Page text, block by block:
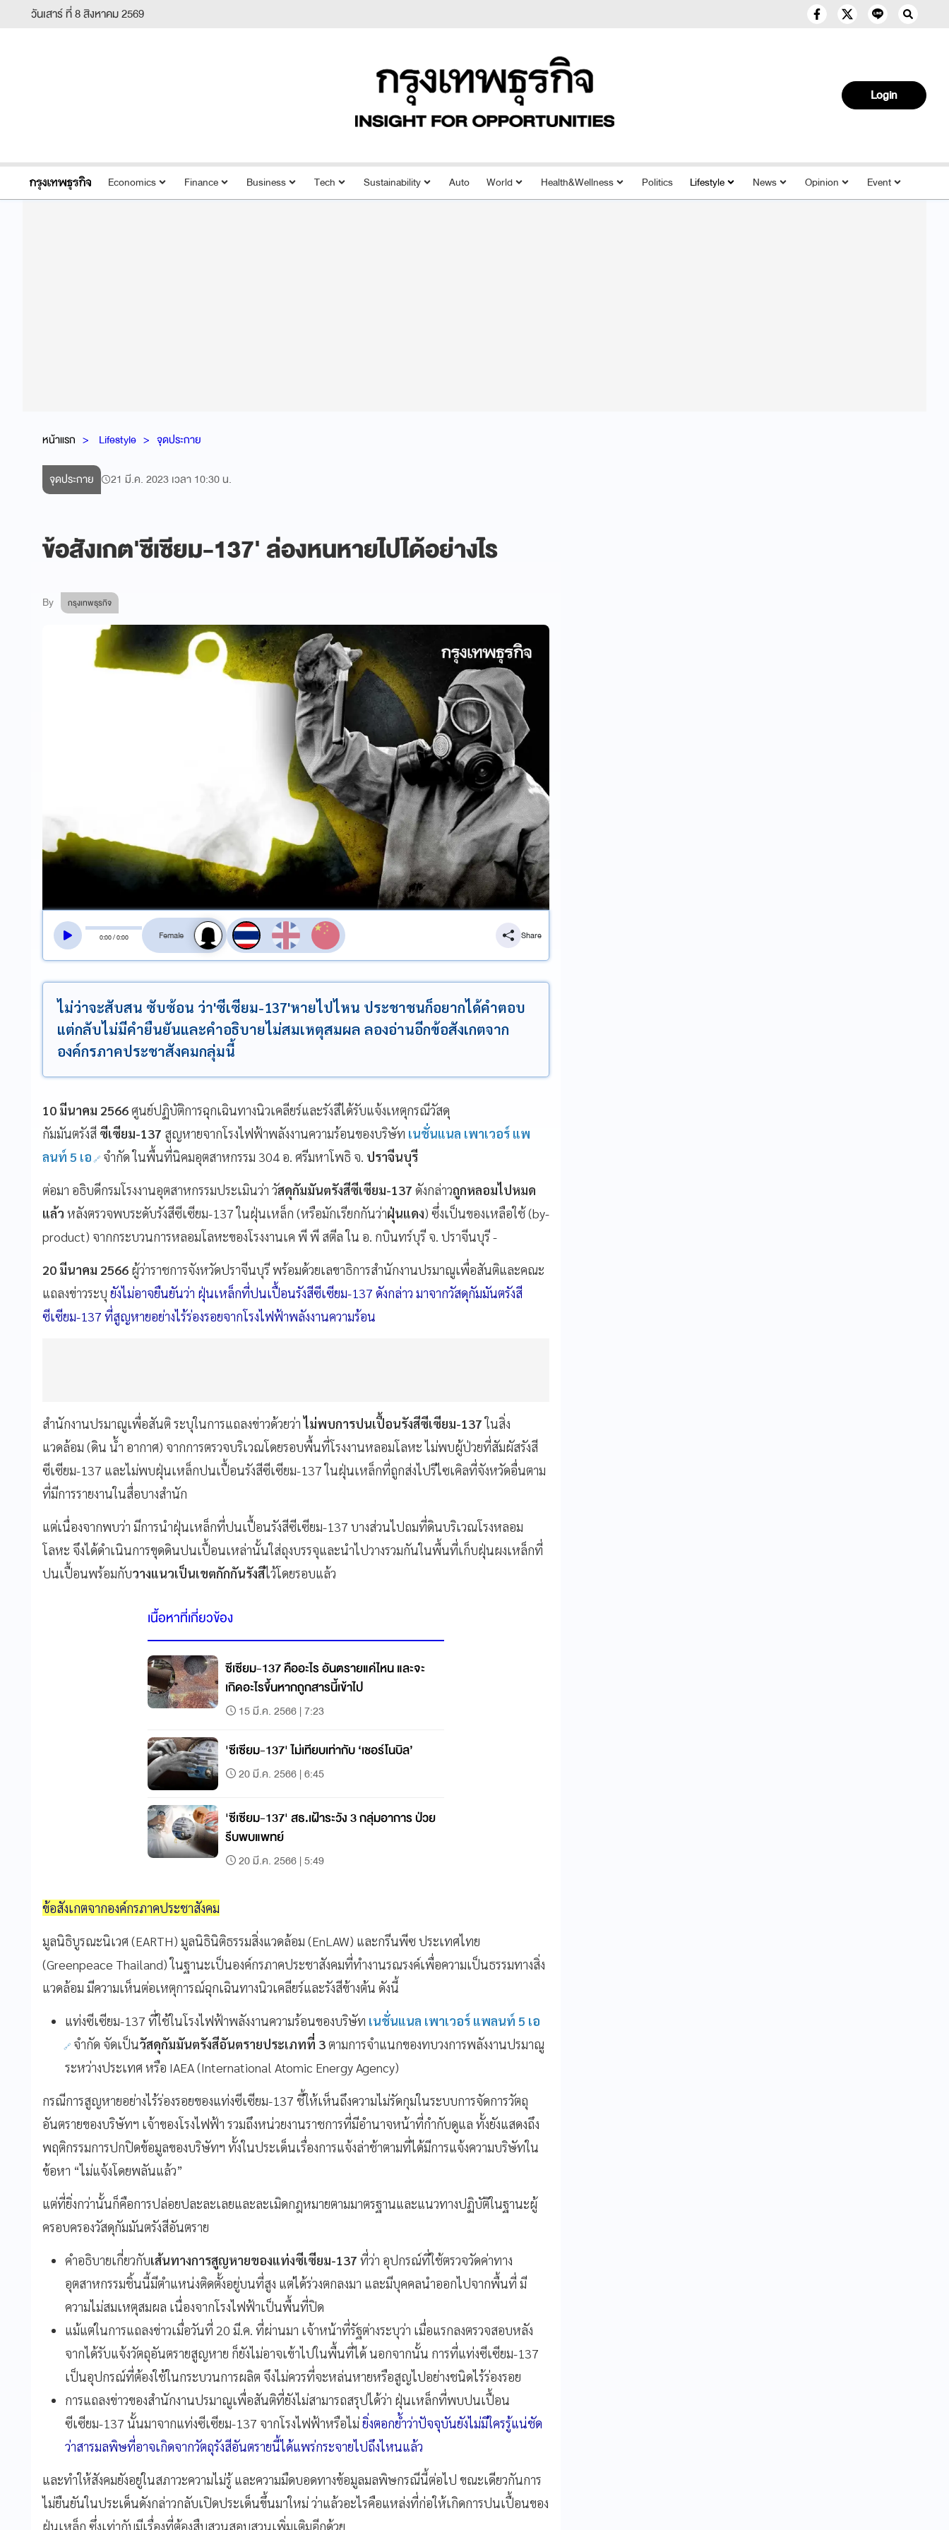
วันเสาร์ ที่ 8 สิงหาคม 2569
Login
Economics Finance Business Tech Sustainability Auto World Health&Wellness Politics Lifestyle News Opinion Event
หน้าแรก Lifestyle จุดประกาย
จุดประกาย 21 มี.ค. 2023 เวลา 10:30 น.
ข้อสังเกต'ซีเซียม-137' ล่องหนหายไปได้อย่างไร
By กรุงเทพธุรกิจ
0:00/0:00
สลับเสียงอ่าน
Share
ไม่ว่าจะสับสน ซับซ้อน ว่า'ซีเซียม-137'หายไปไหน ประชาชนก็อยากได้คำตอบ
แต่กลับไม่มีคำยืนยันและคำอธิบายไม่สมเหตุสมผล ลองอ่านอีกข้อสังเกตจาก
องค์กรภาคประชาสังคมกลุ่มนี้
10 มีนาคม 2566ศูนย์ปฏิบัติการฉุกเฉินทางนิวเคลียร์และรังสีได้รับแจ้งเหตุกรณีวัสดุ
กัมมันตรังสี ซีเซียม-137 สูญหายจากโรงไฟฟ้าพลังงานความร้อนของบริษัท เนชั่นแนล เพาเวอร์ แพ
ลนท์ 5 เอ จำกัด ในพื้นที่นิคมอุตสาหกรรม 304 อ. ศรีมหาโพธิ จ. ปราจีนบุรี
ต่อมา อธิบดีกรมโรงงานอุตสาหกรรมประเมินว่า วัสดุกัมมันตรังสีซีเซียม-137 ดังกล่าวถูกหลอมไปหมด
แล้ว หลังตรวจพบระดับรังสีซีเซียม-137 ในฝุ่นเหล็ก (หรือมักเรียกกันว่าฝุ่นแดง) ซึ่งเป็นของเหลือใช้ (by-
product) จากกระบวนการหลอมโลหะของโรงงานเค พี พี สตีล ใน อ. กบินทร์บุรี จ. ปราจีนบุรี -
20 มีนาคม 2566 ผู้ว่าราชการจังหวัดปราจีนบุรี พร้อมด้วยเลขาธิการสำนักงานปรมาณูเพื่อสันติและคณะ
แถลงข่าวระบุ ยังไม่อาจยืนยันว่า ฝุ่นเหล็กที่ปนเปื้อนรังสีซีเซียม-137 ดังกล่าว มาจากวัสดุกัมมันตรังสี
ซีเซียม-137 ที่สูญหายอย่างไร้ร่องรอยจากโรงไฟฟ้าพลังงานความร้อน
สำนักงานปรมาณูเพื่อสันติ ระบุในการแถลงข่าวด้วยว่าไม่พบการปนเปื้อนรังสีซีเซียม-137ในสิ่ง
แวดล้อม (ดิน น้ำ อากาศ) จากการตรวจบริเวณโดยรอบพื้นที่โรงงานหลอมโลหะ ไม่พบผู้ป่วยที่สัมผัสรังสี
ซีเซียม-137 และไม่พบฝุ่นเหล็กปนเปื้อนรังสีซีเซียม-137 ในฝุ่นเหล็กที่ถูกส่งไปรีไซเคิลที่จังหวัดอื่นตาม
ที่มีการรายงานในสื่อบางสำนัก
แต่เนื่องจากพบว่า มีการนำฝุ่นเหล็กที่ปนเปื้อนรังสีซีเซียม-137 บางส่วนไปถมที่ดินบริเวณโรงหลอม
โลหะ จึงได้ดำเนินการขุดดินปนเปื้อนเหล่านั้นใส่ถุงบรรจุและนำไปวางรวมกันในพื้นที่เก็บฝุ่นผงเหล็กที่
ปนเปื้อนพร้อมกับวางแนวเป็นเขตกักกันรังสีไว้โดยรอบแล้ว
เนื้อหาที่เกี่ยวข้อง
ซีเซียม-137 คืออะไร อันตรายแค่ไหน และจะ
เกิดอะไรขึ้นหากถูกสารนี้เข้าไป
15 มี.ค. 2566 | 7:23
'ซีเซียม-137' ไม่เทียบเท่ากับ ‘เชอร์โนบิล’
20 มี.ค. 2566 | 6:45
'ซีเซียม-137' สธ.เฝ้าระวัง 3 กลุ่มอาการ ป่วย
รีบพบแพทย์
20 มี.ค. 2566 | 5:49
ข้อสังเกตจากองค์กรภาคประชาสังคม
มูลนิธิบูรณะนิเวศ (EARTH) มูลนิธินิติธรรมสิ่งแวดล้อม (EnLAW) และกรีนพีซ ประเทศไทย
(Greenpeace Thailand) ในฐานะเป็นองค์กรภาคประชาสังคมที่ทำงานรณรงค์เพื่อความเป็นธรรมทางสิ่ง
แวดล้อม มีความเห็นต่อเหตุการณ์ฉุกเฉินทางนิวเคลียร์และรังสีข้างต้น ดังนี้
แท่งซีเซียม-137 ที่ใช้ในโรงไฟฟ้าพลังงานความร้อนของบริษัท เนชั่นแนล เพาเวอร์ แพลนท์ 5 เอ
จำกัด จัดเป็นวัสดุกัมมันตรังสีอันตรายประเภทที่ 3ตามการจำแนกของทบวงการพลังงานปรมาณู
ระหว่างประเทศ หรือ IAEA (International Atomic Energy Agency)
กรณีการสูญหายอย่างไร้ร่องรอยของแท่งซีเซียม-137 ชี้ให้เห็นถึงความไม่รัดกุมในระบบการจัดการวัตถุ
อันตรายของบริษัทฯ เจ้าของโรงไฟฟ้า รวมถึงหน่วยงานราชการที่มีอำนาจหน้าที่กำกับดูแล ทั้งยังแสดงถึง
พฤติกรรมการปกปิดข้อมูลของบริษัทฯ ทั้งในประเด็นเรื่องการแจ้งล่าช้าตามที่ได้มีการแจ้งความบริษัทใน
ข้อหา “ไม่แจ้งโดยพลันแล้ว”
แต่ที่ยิ่งกว่านั้นก็คือการปล่อยปละละเลยและละเมิดกฎหมายตามมาตรฐานและแนวทางปฏิบัติในฐานะผู้
ครอบครองวัสดุกัมมันตรังสีอันตราย
คำอธิบายเกี่ยวกับเส้นทางการสูญหายของแท่งซีเซียม-137 ที่ว่า อุปกรณ์ที่ใช้ตรวจวัดค่าทาง
อุตสาหกรรมชิ้นนี้มีตำแหน่งติดตั้งอยู่บนที่สูง แต่ได้ร่วงตกลงมา และมีบุคคลนำออกไปจากพื้นที่ มี
ความไม่สมเหตุสมผล เนื่องจากโรงไฟฟ้าเป็นพื้นที่ปิด
แม้แต่ในการแถลงข่าวเมื่อวันที่ 20 มี.ค. ที่ผ่านมา เจ้าหน้าที่รัฐต่างระบุว่า เมื่อแรกลงตรวจสอบหลัง
จากได้รับแจ้งวัตถุอันตรายสูญหาย ก็ยังไม่อาจเข้าไปในพื้นที่ได้ นอกจากนั้น การที่แท่งซีเซียม-137
เป็นอุปกรณ์ที่ต้องใช้ในกระบวนการผลิต จึงไม่ควรที่จะหล่นหายหรือสูญไปอย่างชนิดไร้ร่องรอย
การแถลงข่าวของสำนักงานปรมาณูเพื่อสันติที่ยังไม่สามารถสรุปได้ว่า ฝุ่นเหล็กที่พบปนเปื้อน
ซีเซียม-137 นั้นมาจากแท่งซีเซียม-137 จากโรงไฟฟ้าหรือไม่ยิ่งตอกย้ำว่าปัจจุบันยังไม่มีใครรู้แน่ชัด
ว่าสารมลพิษที่อาจเกิดจากวัตถุรังสีอันตรายนี้ได้แพร่กระจายไปถึงไหนแล้ว
และทำให้สังคมยังอยู่ในสภาวะความไม่รู้ และความมืดบอดทางข้อมูลมลพิษกรณีนี้ต่อไป ขณะเดียวกันการ
ไม่ยืนยันในประเด็นดังกล่าวกลับเปิดประเด็นขึ้นมาใหม่ ว่าแล้วอะไรคือแหล่งที่ก่อให้เกิดการปนเปื้อนของ
ฝุ่นเหล็ก ซึ่งเท่ากับมีเรื่องที่ต้องสืบสวนสอบสวนเพิ่มเติมอีกด้วย